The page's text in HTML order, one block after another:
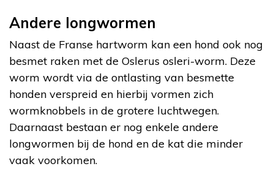
Andere longwormen
Naast de Franse hartworm kan een hond ook nog
besmet raken met de Oslerus osleri-worm. Deze
worm wordt via de ontlasting van besmette
honden verspreid en hierbij vormen zich
wormknobbels in de grotere luchtwegen.
Daarnaast bestaan er nog enkele andere
longwormen bij de hond en de kat die minder
vaak voorkomen.